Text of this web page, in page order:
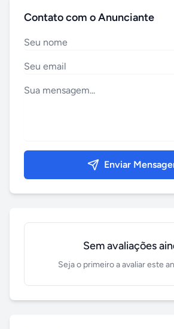
Contato com o Anunciante
Enviar
Sem avaliações
Seja o primeiro a avaliar este